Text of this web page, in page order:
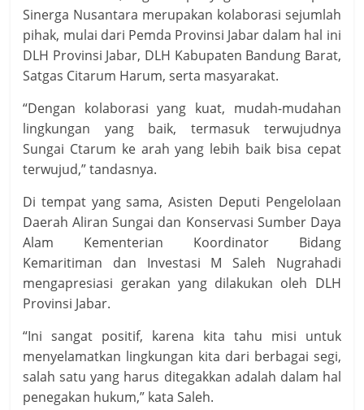
Sinerga Nusantara merupakan kolaborasi sejumlah
pihak, mulai dari Pemda Provinsi Jabar dalam hal ini
DLH Provinsi Jabar, DLH Kabupaten Bandung Barat,
Satgas Citarum Harum, serta masyarakat.
“Dengan kolaborasi yang kuat, mudah-mudahan
lingkungan yang baik, termasuk terwujudnya
Sungai Ctarum ke arah yang lebih baik bisa cepat
terwujud,” tandasnya.
Di tempat yang sama, Asisten Deputi Pengelolaan
Daerah Aliran Sungai dan Konservasi Sumber Daya
Alam Kementerian Koordinator Bidang
Kemaritiman dan Investasi M Saleh Nugrahadi
mengapresiasi gerakan yang dilakukan oleh DLH
Provinsi Jabar.
“Ini sangat positif, karena kita tahu misi untuk
menyelamatkan lingkungan kita dari berbagai segi,
salah satu yang harus ditegakkan adalah dalam hal
penegakan hukum,” kata Saleh.